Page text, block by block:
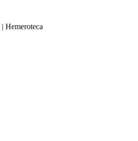
| Hemeroteca